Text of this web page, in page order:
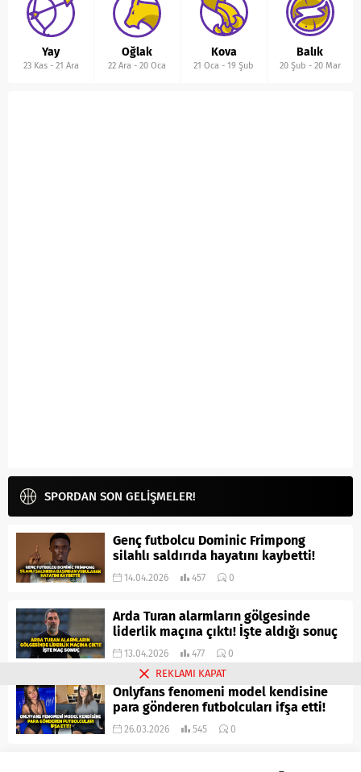
Yay
23 Kas- 21 Ara
Oğlak
22 Ara -20 Oca
Kova
21 Oca -19 Şub
Balık
20 Şub - 20 Mar
SPORDAN SON GELİŞMELER!
Genç futbolcu Dominic Frimpong
silahlı saldırıda hayatını kaybetti!
14.04.2026 457 0
Arda Turan alarmların gölgesinde
liderlik maçına çıktı! İşte aldığı sonuç
13.04.2026 477 0
Onlyfans fenomeni model kendisine
para gönderen futbolcuları ifşa etti!
26.03.2026 545 0
REKLAMI KAPAT